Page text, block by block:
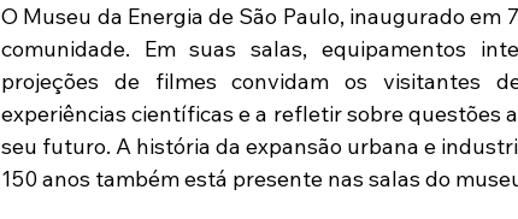
O Museu da Energia de São Paulo, inaugurado em
comunidade. Em suas salas, equipamentos
projeções de filmes convidam os visitantes
experiências científicas e a refletir sobre questões
seu futuro. A história da expansão urbana e
150 anos também está presente nas salas do